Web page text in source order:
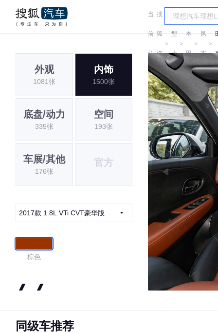
当
前
位
置:
搜
狐
汽
车
＞
车
型
大
全
＞
本
田
＞
东
风
本
田
＞
外观
1081张
内饰
1500张
底盘/动力
335张
空间
193张
车展/其他
176张
官方
2017款 1.8L VTi CVT豪华版
棕色
4.4
·外观表现一般，低于66%同级车
同级车推荐